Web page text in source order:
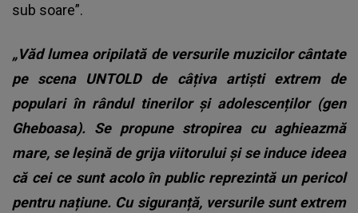
sub soare”.
„Văd lumea oripilată de versurile muzicilor cântate
pe scena UNTOLD de câțiva artiști extrem de
populari în rândul tinerilor și adolescenților (gen
Gheboasa). Se propune stropirea cu aghieazmă
mare, se leșină de grija viitorului și se induce ideea
că cei ce sunt acolo în public reprezintă un pericol
pentru națiune. Cu siguranță, versurile sunt extrem